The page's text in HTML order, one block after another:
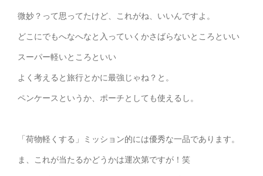
微妙？って思ってたけど、これがね、いいんですよ。
どこにでもへなへなと入っていくかさばらないところといい
スーパー軽いところといい
よく考えると旅行とかに最強じゃね？と。
ペンケースというか、ポーチとしても使えるし。
「荷物軽くする」ミッション的には優秀な一品であります。
ま、これが当たるかどうかは運次第ですが！笑